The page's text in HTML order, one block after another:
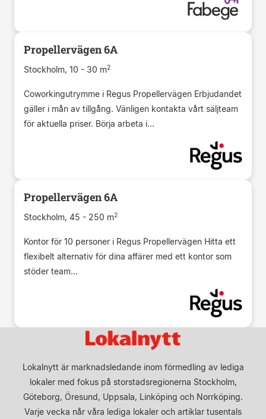
Propellervägen 6A
Stockholm, 10 - 30 m2
Coworkingutrymme i Regus Propellervägen Erbjudandet
gäller i mån av tillgång. Vänligen kontakta vårt säljteam
för aktuella priser. Börja arbeta i...
Propellervägen 6A
Stockholm, 45 - 250 m2
Kontor för 10 personer i Regus Propellervägen Hitta ett
flexibelt alternativ för dina affärer med ett kontor som
stöder team...
Lokalnytt är marknadsledande inom förmedling av lediga
lokaler med fokus på storstadsregionerna Stockholm,
Göteborg, Öresund, Uppsala, Linköping och Norrköping.
Varje vecka når våra lediga lokaler och artiklar tusentals